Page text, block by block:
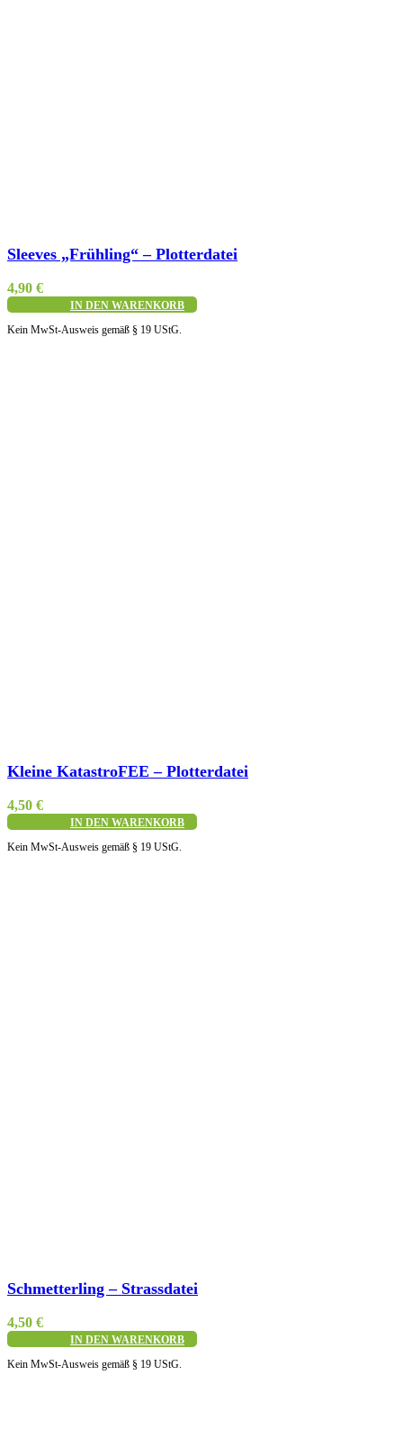
Sleeves „Frühling“ – Plotterdatei
4,90 €
IN DEN WARENKORB
Kein MwSt-Ausweis gemäß § 19 UStG.
Kleine KatastroFEE – Plotterdatei
4,50 €
IN DEN WARENKORB
Kein MwSt-Ausweis gemäß § 19 UStG.
Schmetterling – Strassdatei
4,50 €
IN DEN WARENKORB
Kein MwSt-Ausweis gemäß § 19 UStG.